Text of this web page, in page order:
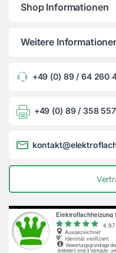
Shop Informationen
Weitere
+49 (0) 89 / 64 260
+49 (0) 89 / 358